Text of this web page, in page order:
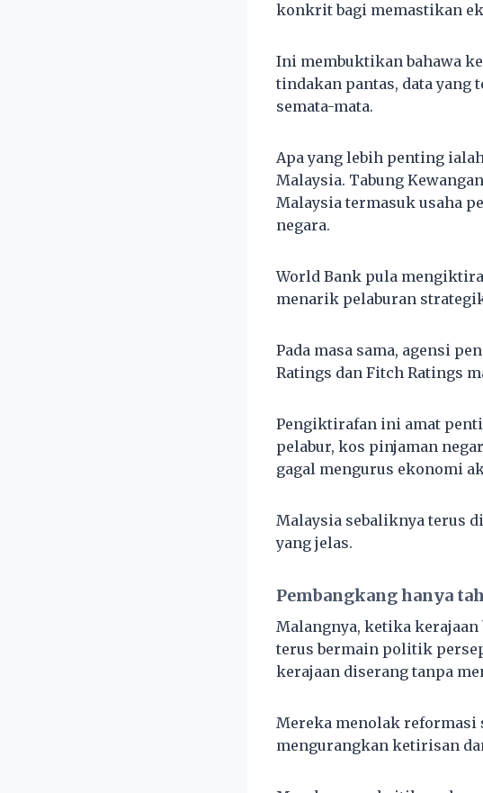
konkrit bagi memastikan
Ini membuktikan bahawa
tindakan pantas, data
semata-mata.
Apa yang lebih penting
Malaysia. Tabung
Malaysia termasuk usaha
negara.
World Bank pula
menarik pelaburan
Pada masa sama, agensi
Ratings dan Fitch Ratings
Pengiktirafan ini amat
pelabur, kos pinjaman
gagal mengurus ekonomi
Malaysia sebaliknya terus
yang jelas.
Pembangkang hanya
Malangnya, ketika
terus bermain politik
kerajaan diserang tanpa
Mereka menolak reformasi
mengurangkan ketirisan